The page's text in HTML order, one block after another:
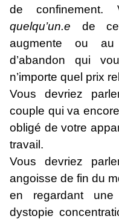
de
quelqu’un.e de
augmente ou au
d’abandon qui
n’importe quel prix
Vous devriez
couple qui va
obligé de votre
travail.
Vous devriez
angoisse de fin du
en regardant
dystopie